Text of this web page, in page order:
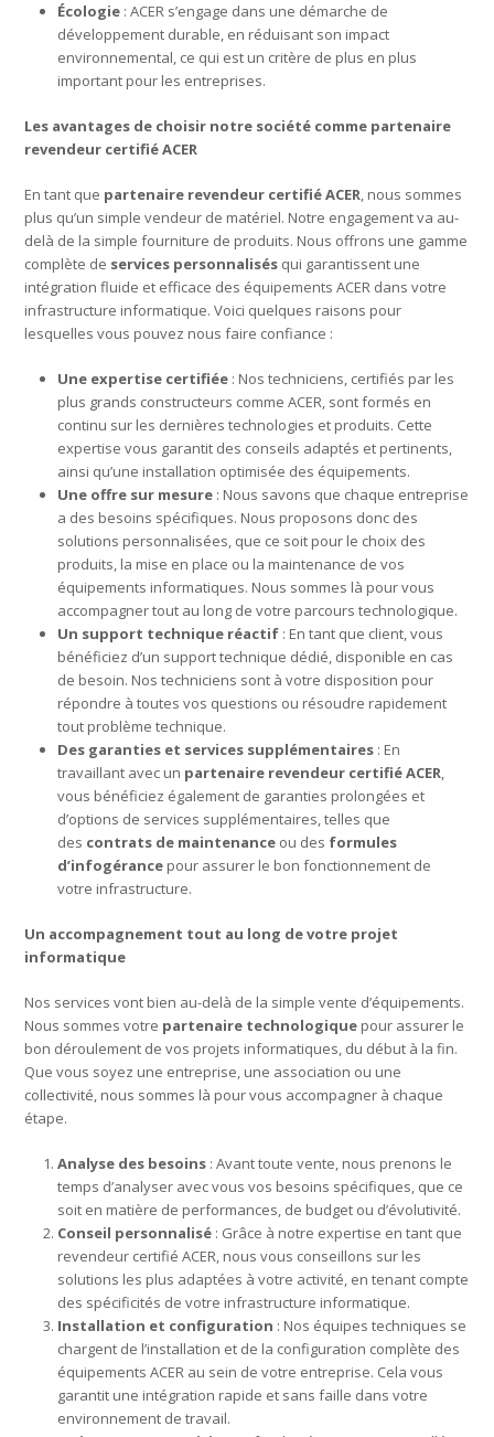
Écologie : ACER s’engage dans une démarche de
développement durable, en réduisant son impact
environnemental, ce qui est un critère de plus en plus
important pour les entreprises.
Les avantages de choisir notre société comme partenaire
revendeur certifié ACER
En tant que partenaire revendeur certifié ACER, nous sommes
plus qu’un simple vendeur de matériel. Notre engagement va au-
delà de la simple fourniture de produits. Nous offrons une gamme
complète de services personnalisés qui garantissent une
intégration fluide et efficace des équipements ACER dans votre
infrastructure informatique. Voici quelques raisons pour
lesquelles vous pouvez nous faire confiance :
Une expertise certifiée : Nos techniciens, certifiés par les
plus grands constructeurs comme ACER, sont formés en
continu sur les dernières technologies et produits. Cette
expertise vous garantit des conseils adaptés et pertinents,
ainsi qu’une installation optimisée des équipements.
Une offre sur mesure : Nous savons que chaque entreprise
a des besoins spécifiques. Nous proposons donc des
solutions personnalisées, que ce soit pour le choix des
produits, la mise en place ou la maintenance de vos
équipements informatiques. Nous sommes là pour vous
accompagner tout au long de votre parcours technologique.
Un support technique réactif : En tant que client, vous
bénéficiez d’un support technique dédié, disponible en cas
de besoin. Nos techniciens sont à votre disposition pour
répondre à toutes vos questions ou résoudre rapidement
tout problème technique.
Des garanties et services supplémentaires : En
travaillant avec un partenaire revendeur certifié ACER,
vous bénéficiez également de garanties prolongées et
d’options de services supplémentaires, telles que
des contrats de maintenance ou des formules
d’infogérance pour assurer le bon fonctionnement de
votre infrastructure.
Un accompagnement tout au long de votre projet
informatique
Nos services vont bien au-delà de la simple vente d’équipements.
Nous sommes votre partenaire technologique pour assurer le
bon déroulement de vos projets informatiques, du début à la fin.
Que vous soyez une entreprise, une association ou une
collectivité, nous sommes là pour vous accompagner à chaque
étape.
Analyse des besoins : Avant toute vente, nous prenons le
temps d’analyser avec vous vos besoins spécifiques, que ce
soit en matière de performances, de budget ou d’évolutivité.
Conseil personnalisé : Grâce à notre expertise en tant que
revendeur certifié ACER, nous vous conseillons sur les
solutions les plus adaptées à votre activité, en tenant compte
des spécificités de votre infrastructure informatique.
Installation et configuration : Nos équipes techniques se
chargent de l’installation et de la configuration complète des
équipements ACER au sein de votre entreprise. Cela vous
garantit une intégration rapide et sans faille dans votre
environnement de travail.